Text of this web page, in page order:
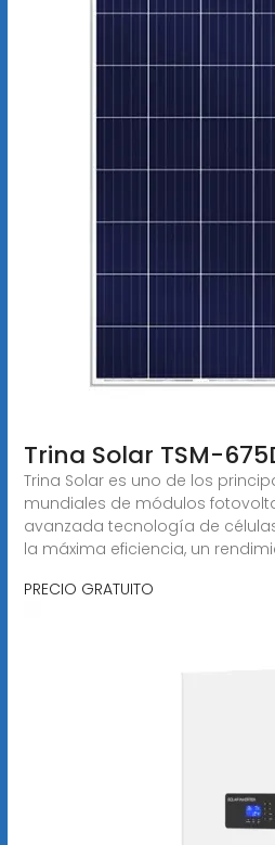
Trina Solar TSM-
Trina Solar es uno de los
mundiales de módulos
avanzada tecnología de
la máxima eficiencia, un
PRECIO GRATUITO